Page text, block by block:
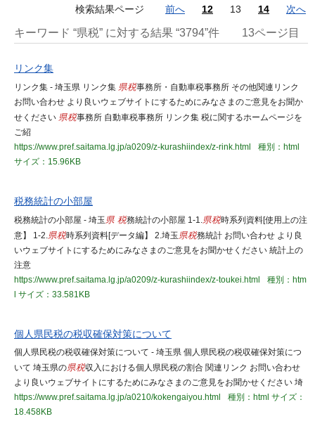
検索結果ページ 前へ 12 13 14 次へ
キーワード “県税” に対する結果 “3794”件 13ページ目
リンク集
リンク集 - 埼玉県 リンク集 県税事務所・自動車税事務所 その他関連リンク
お問い合わせ より良いウェブサイトにするためにみなさまのご意見をお聞か
せください 県税事務所 自動車税事務所 リンク集 税に関するホームページを
ご紹
https://www.pref.saitama.lg.jp/a0209/z-kurashiindex/z-rink.html
種別：html
サイズ：15.96KB
税務統計の小部屋
税務統計の小部屋 - 埼玉県 税務統計の小部屋 1-1.県税時系列資料[使用上の注
意】 1-2.県税時系列資料[データ編】 2.埼玉県税務統計 お問い合わせ より良
いウェブサイトにするためにみなさまのご意見をお聞かせください 統計上の
注意
https://www.pref.saitama.lg.jp/a0209/z-kurashiindex/z-toukei.html
種別：htm
サイズ：33.581KB
個人県民税の税収確保対策について
個人県民税の税収確保対策について - 埼玉県 個人県民税の税収確保対策につ
いて 埼玉県の県税収入における個人県民税の割合 関連リンク お問い合わせ
より良いウェブサイトにするためにみなさまのご意見をお聞かせください 埼
https://www.pref.saitama.lg.jp/a0210/kokengaiyou.html
種別：html サイズ：
18.458KB